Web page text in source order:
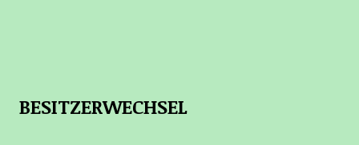
BESITZERWECHSEL